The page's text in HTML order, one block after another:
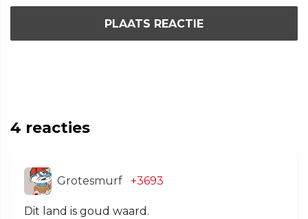
PLAATS REACTIE
4 reacties
Grotesmurf +3693
Dit land is goud waard.